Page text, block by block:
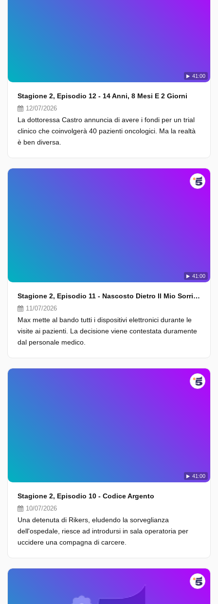
41:00
Stagione 2, Episodio 12 - 14 Anni, 8 Mesi E 2 Giorni
12/07/2026
La dottoressa Castro annuncia di avere i fondi per un trial
clinico che coinvolgerà 40 pazienti oncologici. Ma la realtà
è ben diversa.
41:00
Stagione 2, Episodio 11 - Nascosto Dietro Il Mio Sorriso
11/07/2026
Max mette al bando tutti i dispositivi elettronici durante le
visite ai pazienti. La decisione viene contestata duramente
dal personale medico.
41:00
Stagione 2, Episodio 10 - Codice Argento
10/07/2026
Una detenuta di Rikers, eludendo la sorveglianza
dell'ospedale, riesce ad introdursi in sala operatoria per
uccidere una compagna di carcere.